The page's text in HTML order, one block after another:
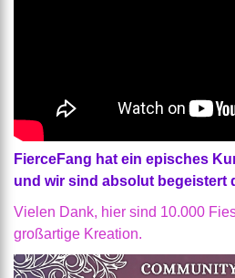
FierceFang hat ein episches
und wir sind absolut begeistert
Vielen Dank, hier sind 10.000
großartige Kreation.